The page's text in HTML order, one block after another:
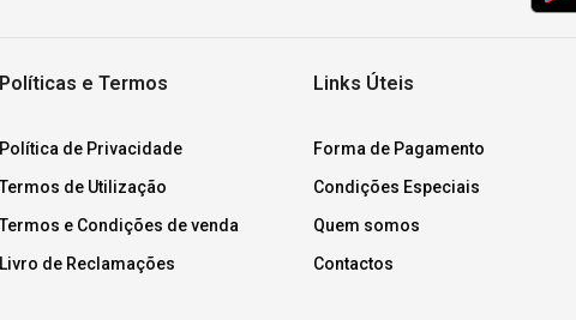
Políticas e Termos
Política de Privacidade
Termos de Utilização
Termos e Condições de venda
Livro de Reclamações
Links Úteis
Forma de Pagamento
Condições Especiais
Quem somos
Contactos